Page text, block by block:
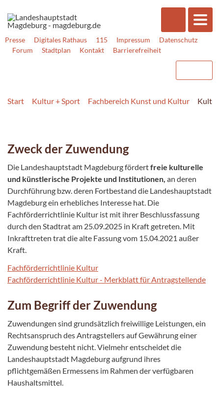
Presse Digitales Rathaus 115 Impressum
Datenschutz
Forum
Stadtplan Kontakt Barrierefreiheit
Start Kultur + Sport Fachbereich Kunst und Kultur
Zweck der Zuwendung
Die Landeshauptstadt Magdeburg fördertfreie kulturelle
und künstlerische Projekte und Institutionen, an deren
Durchführung bzw. deren Fortbestand die Landeshauptstadt
Magdeburg ein erhebliches Interesse hat. Die
Fachförderrichtlinie Kultur ist mit ihrer Beschlussfassung
durch den Stadtrat am 25.09.2025 in Kraft getreten. Mit
Inkrafttreten trat die alte Fassung vom 15.04.2021 außer
Kraft.
Fachförderrichtlinie Kultur
Fachförderrichtlinie Kultur - Merkblatt für Antragstellende
Zum Begriff der Zuwendung
Zuwendungen sind grundsätzlich freiwillige Leistungen, ein
Rechtsanspruch des Antragstellers auf Gewährung einer
Zuwendung besteht nicht. Vielmehr entscheidet die
Landeshauptstadt Magdeburg aufgrund ihres
pflichtgemäßen Ermessens im Rahmen der verfügbaren
Haushaltsmittel.